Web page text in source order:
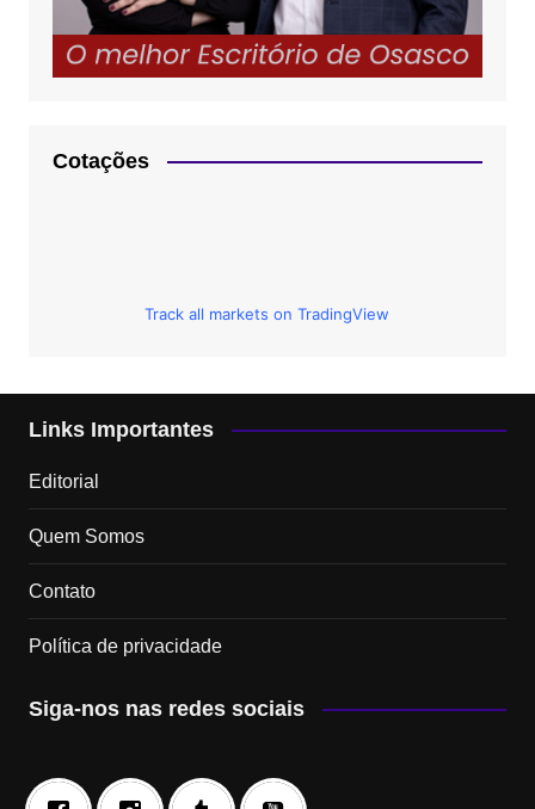
Cotações
Track all markets on TradingView
Links Importantes
Editorial
Quem Somos
Contato
Política de privacidade
Siga-nos nas redes sociais